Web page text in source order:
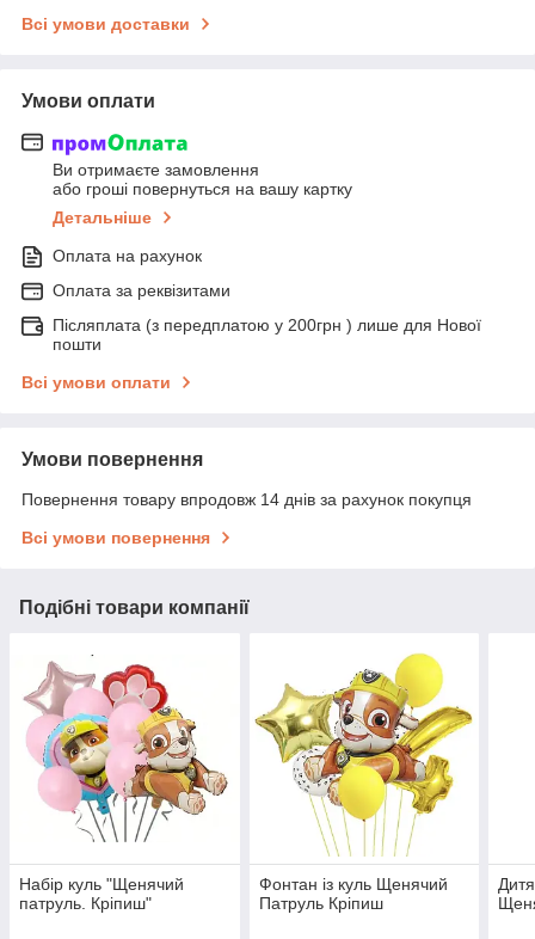
Всі умови доставки
Умови оплати
Ви отримаєте замовлення
або гроші повернуться на вашу картку
Детальніше
Оплата на рахунок
Оплата за реквізитами
Післяплата (з передплатою у 200грн ) лише для Нової
пошти
Всі умови оплати
Умови повернення
Повернення товару впродовж 14 днів за рахунок покупця
Всі умови повернення
Подібні товари компанії
Набір куль "Щенячий
патруль. Кріпиш"
Фонтан із куль Щенячий
Патруль Кріпиш